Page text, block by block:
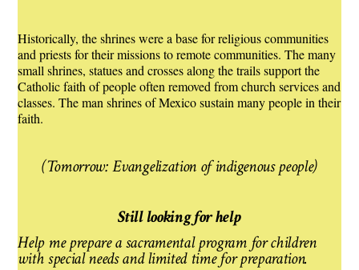
Historically, the shrines were a base for religious communities
and priests for their missions to remote communities. The many
small shrines, statues and crosses along the trails support the
Catholic faith of people often removed from church services and
classes. The man shrines of Mexico sustain many people in their
faith.
(Tomorrow: Evangelization of indigenous people)
Still looking for help
Help me prepare a sacramental program for children
with special needs and limited time for preparation.